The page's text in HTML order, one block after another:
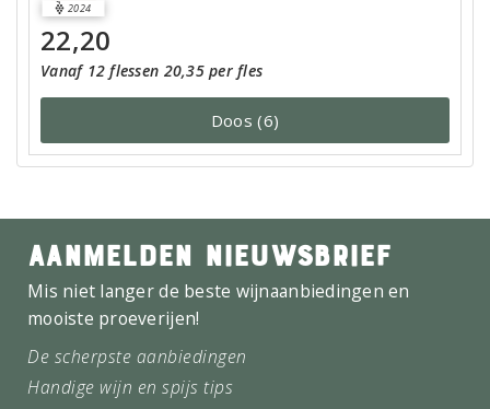
2024
22,20
Vanaf 12 flessen 20,35 per fles
Doos (6)
AANMELDEN NIEUWSBRIEF
Mis niet langer de beste wijnaanbiedingen en
mooiste proeverijen!
De scherpste aanbiedingen
Handige wijn en spijs tips